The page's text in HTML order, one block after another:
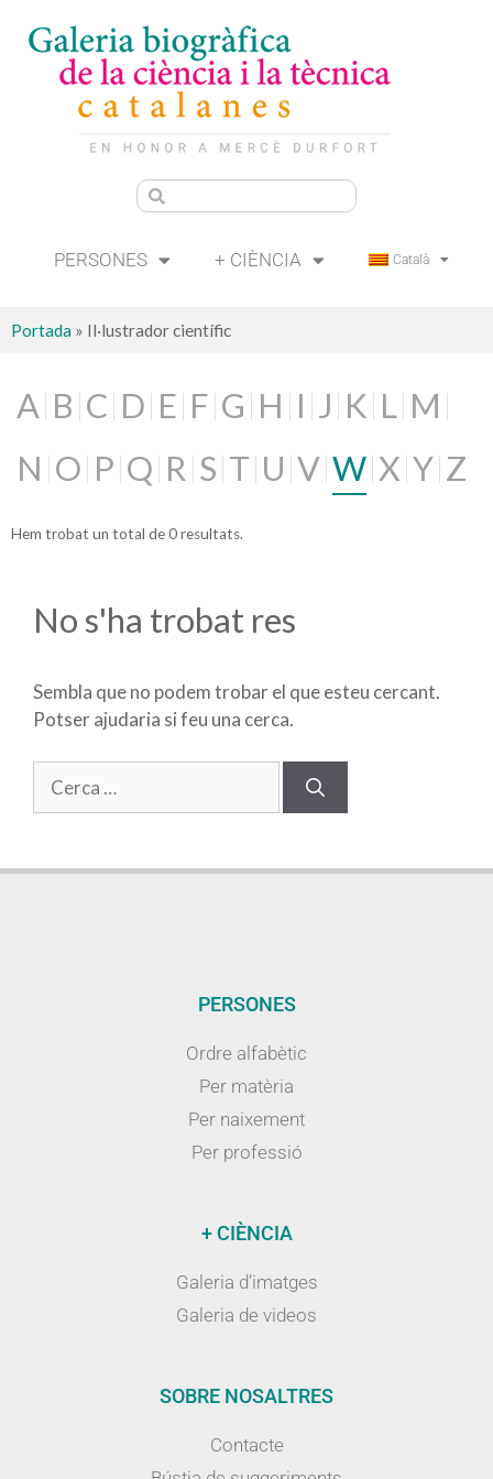
PERSONES + CIÈNCIA Català
Portada » Il·lustrador científic
A B C D E F G H I J K L M
N O P Q R S T U V W X Y Z
Hem trobat un total de 0 resultats.
No s'ha trobat res
Sembla que no podem trobar el que esteu cercant.
Potser ajudaria si feu una cerca.
PERSONES
Ordre alfabètic
Per matèria
Per naixement
Per professió
+ CIÈNCIA
Galeria d’imatges
Galeria de videos
SOBRE NOSALTRES
Contacte